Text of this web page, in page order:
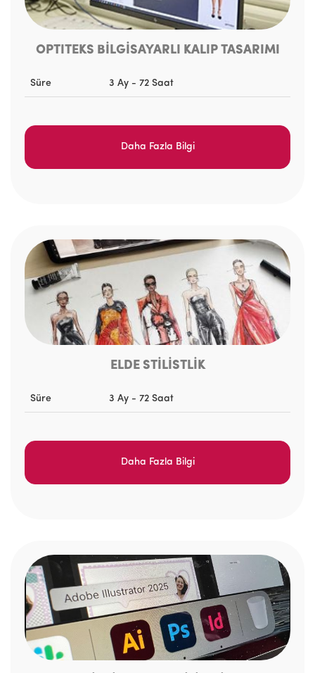
OPTITEKS BİLGİSAYARLI KALIP TASARIMI
Süre 3 Ay - 72 Saat
Daha Fazla Bilgi
ELDE STİLİSTLİK
Süre 3 Ay - 72 Saat
Daha Fazla Bilgi